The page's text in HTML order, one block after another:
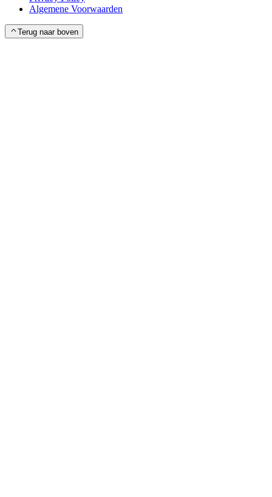
Algemene Voorwaarden
Terug naar boven